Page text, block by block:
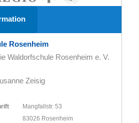
Rosenheim
Waldorfschule Rosenheim e. V.
Zeisig
Mangfallstr. 53
83026 Rosenheim